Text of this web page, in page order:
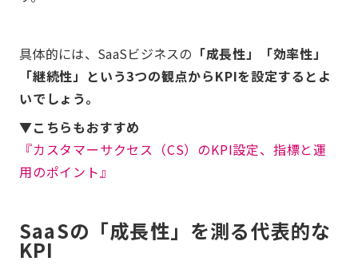
具体的には、SaaSビジネスの 「成長性」「効率性」
「継続性」という3つの観点からKPIを設定するとよ
いでしょう。
▼こちらもおすすめ
『カスタマーサクセス（CS）のKPI設定、指標と運
用のポイント』
SaaSの「成長性」を測る代表的な
KPI